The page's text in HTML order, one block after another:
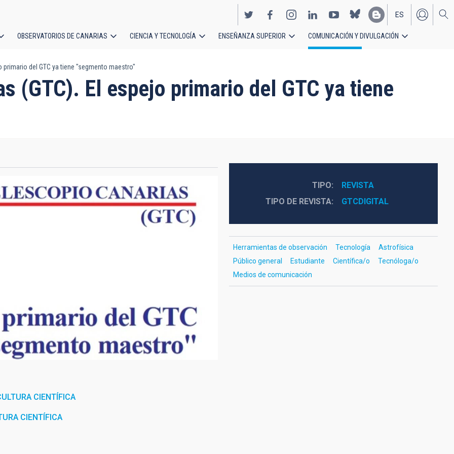
EN
ES
OBSERVATORIOS DE CANARIAS CIENCIA Y TECNOLOGÍA ENSEÑANZA SUPERIOR COMUNICACIÓN Y DIVULGACIÓN
primario del GTC ya tiene "segmento maestro"
(GTC). El espejo primario del GTC ya tiene
CIENTÍFICA
CIENTÍFICA
TIPO
REVISTA
TIPO DE REVISTA
GTCDIGITAL
Herramientas de observación Tecnología
Astrofísica
Público general
Estudiante Científica/o
Tecnóloga/o
Medios de comunicación